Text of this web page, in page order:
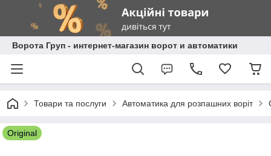
Ворота Груп - интернет-магазин ворот и автоматики
Товари та послуги Автоматика для розпашних воріт
Original